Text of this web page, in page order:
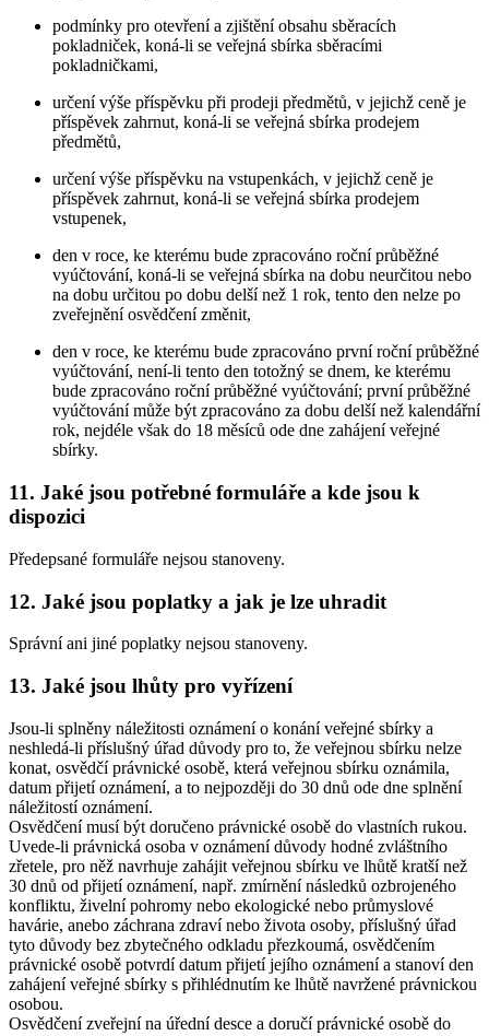
podmínky pro otevření a zjištění obsahu sběracích
pokladniček, koná-li se veřejná sbírka sběracími
pokladničkami,
určení výše příspěvku při prodeji předmětů, v jejichž ceně je
příspěvek zahrnut, koná-li se veřejná sbírka prodejem
předmětů,
určení výše příspěvku na vstupenkách, v jejichž ceně je
příspěvek zahrnut, koná-li se veřejná sbírka prodejem
vstupenek,
den v roce, ke kterému bude zpracováno roční průběžné
vyúčtování, koná-li se veřejná sbírka na dobu neurčitou nebo
na dobu určitou po dobu delší než 1 rok, tento den nelze po
zveřejnění osvědčení změnit,
den v roce, ke kterému bude zpracováno první roční průběžné
vyúčtování, není-li tento den totožný se dnem, ke kterému
bude zpracováno roční průběžné vyúčtování; první průběžné
vyúčtování může být zpracováno za dobu delší než kalendářní
rok, nejdéle však do 18 měsíců ode dne zahájení veřejné
sbírky.
11. Jaké jsou potřebné formuláře a kde jsou k
dispozici
Předepsané formuláře nejsou stanoveny.
12. Jaké jsou poplatky a jak je lze uhradit
Správní ani jiné poplatky nejsou stanoveny.
13. Jaké jsou lhůty pro vyřízení
Jsou-li splněny náležitosti oznámení o konání veřejné sbírky a
neshledá-li příslušný úřad důvody pro to, že veřejnou sbírku nelze
konat, osvědčí právnické osobě, která veřejnou sbírku oznámila,
datum přijetí oznámení, a to nejpozději do 30 dnů ode dne splnění
náležitostí oznámení.
Osvědčení musí být doručeno právnické osobě do vlastních rukou.
Uvede-li právnická osoba v oznámení důvody hodné zvláštního
zřetele, pro něž navrhuje zahájit veřejnou sbírku ve lhůtě kratší než
30 dnů od přijetí oznámení, např. zmírnění následků ozbrojeného
konfliktu, živelní pohromy nebo ekologické nebo průmyslové
havárie, anebo záchrana zdraví nebo života osoby, příslušný úřad
tyto důvody bez zbytečného odkladu přezkoumá, osvědčením
právnické osobě potvrdí datum přijetí jejího oznámení a stanoví den
zahájení veřejné sbírky s přihlédnutím ke lhůtě navržené právnickou
osobou.
Osvědčení zveřejní na úřední desce a doručí právnické osobě do